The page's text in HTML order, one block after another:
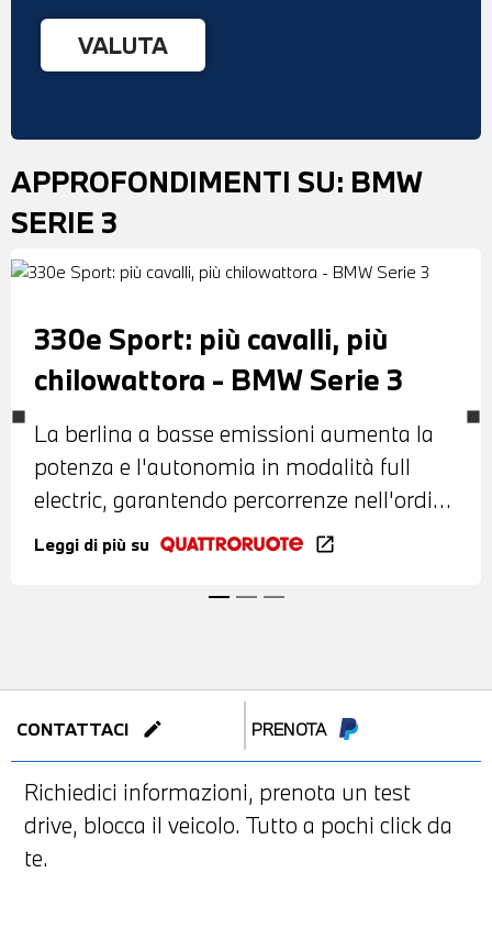
APPROFONDIMENTI SU: BMW
SERIE 3
330e Sport: più cavalli, più
chilowattora - BMW Serie 3
La berlina a basse emissioni aumenta la
potenza e l'autonomia in modalità full
electric, garantendo percorrenze nell'ordine
dei 41,6 km/litro
Leggi di più su open_in_new
CONTATTACI edit PRENOTA
Richiedici informazioni, prenota un test
drive, blocca il veicolo. Tutto a pochi click da
te.